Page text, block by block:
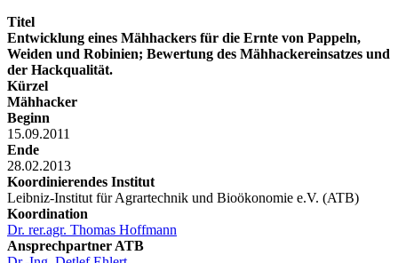
Titel
Entwicklung eines Mähhackers für die Ernte von Pappeln,
Weiden und Robinien; Bewertung des Mähhackereinsatzes und
der Hackqualität.
Kürzel
Mähhacker
Beginn
15.09.2011
Ende
28.02.2013
Koordinierendes Institut
Leibniz-Institut für Agrartechnik und Bioökonomie e.V. (ATB)
Koordination
Dr. rer.agr. Thomas Hoffmann
Ansprechpartner ATB